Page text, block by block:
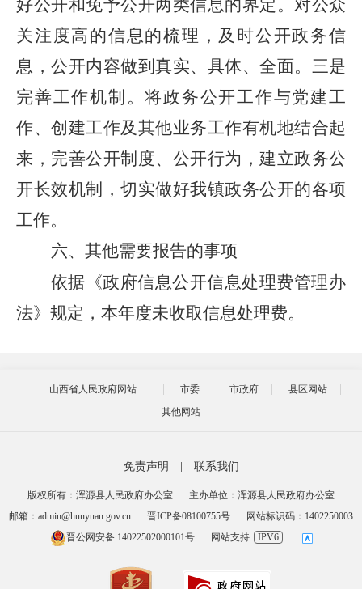
好公开和免予公开两类信息的界定。对公众
关注度高的信息的梳理，及时公开政务信
息，公开内容做到真实、具体、全面。 三是
完善工作机制。将政务公开工作与党建工
作、创建工作及其他业务工作有机地结合起
来，完善公开制度、公开行为，建立政务公
开长效机制，切实做好我镇政务公开的各项
工作。
六、其他需要报告的事项
依据《政府信息公开信息处理费管理办
法》规定，本年度未收取信息处理费。
山西省人民政府网站 市委 市政府
县区网站
其他网站
免责声明 联系我们
版权所有：浑源县人民政府办公室
主办单位：浑源县人民政府办公室
邮箱：admin@hunyuan.gov.cn
晋ICP备08100755号
网站标识码：1402250003
晋公网安备 14022502000101号
网站支持 IPV6